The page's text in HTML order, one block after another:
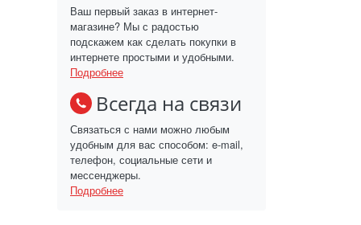
Ваш первый заказ в интернет-
магазине? Мы с радостью
подскажем как сделать покупки в
интернете простыми и удобными.
Подробнее
Всегда на связи
Связаться с нами можно любым
удобным для вас способом: e-mail,
телефон, социальные сети и
мессенджеры.
Подробнее